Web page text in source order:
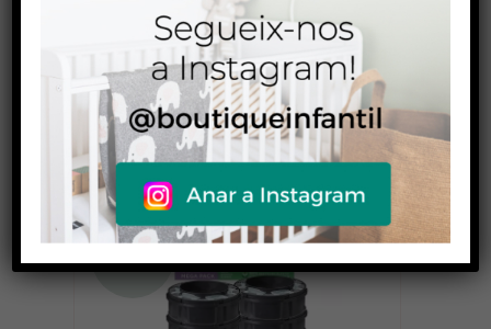
Hamaca Jane de baño
21,95€